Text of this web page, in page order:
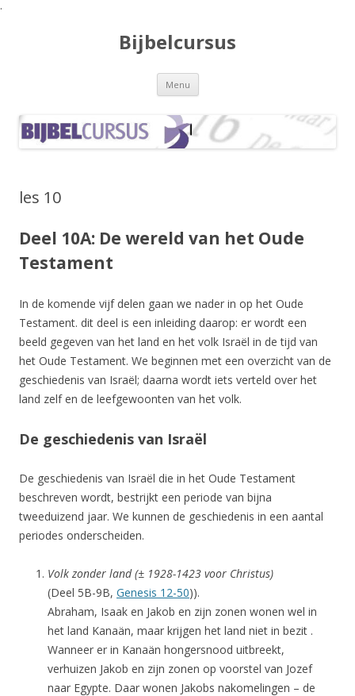
.
Bijbelcursus
Menu Spring naar de inhoud
les 10
Deel 10A: De wereld van het Oude
Testament
In de komende vijf delen gaan we nader in op het Oude
Testament. dit deel is een inleiding daarop: er wordt een
beeld gegeven van het land en het volk Israël in de tijd van
het Oude Testament. We beginnen met een overzicht van de
geschiedenis van Israël; daarna wordt iets verteld over het
land zelf en de leefgewoonten van het volk.
De geschiedenis van Israël
De geschiedenis van Israël die in het Oude Testament
beschreven wordt, bestrijkt een periode van bijna
tweeduizend jaar. We kunnen de geschiedenis in een aantal
periodes onderscheiden.
Volk zonder land (± 1928-1423 voor Christus)
(Deel 5B-9B, Genesis 12-50)).
Abraham, Isaak en Jakob en zijn zonen wonen wel in
het land Kanaän, maar krijgen het land niet in bezit .
Wanneer er in Kanaän hongersnood uitbreekt,
verhuizen Jakob en zijn zonen op voorstel van Jozef
naar Egypte. Daar wonen Jakobs nakomelingen – de